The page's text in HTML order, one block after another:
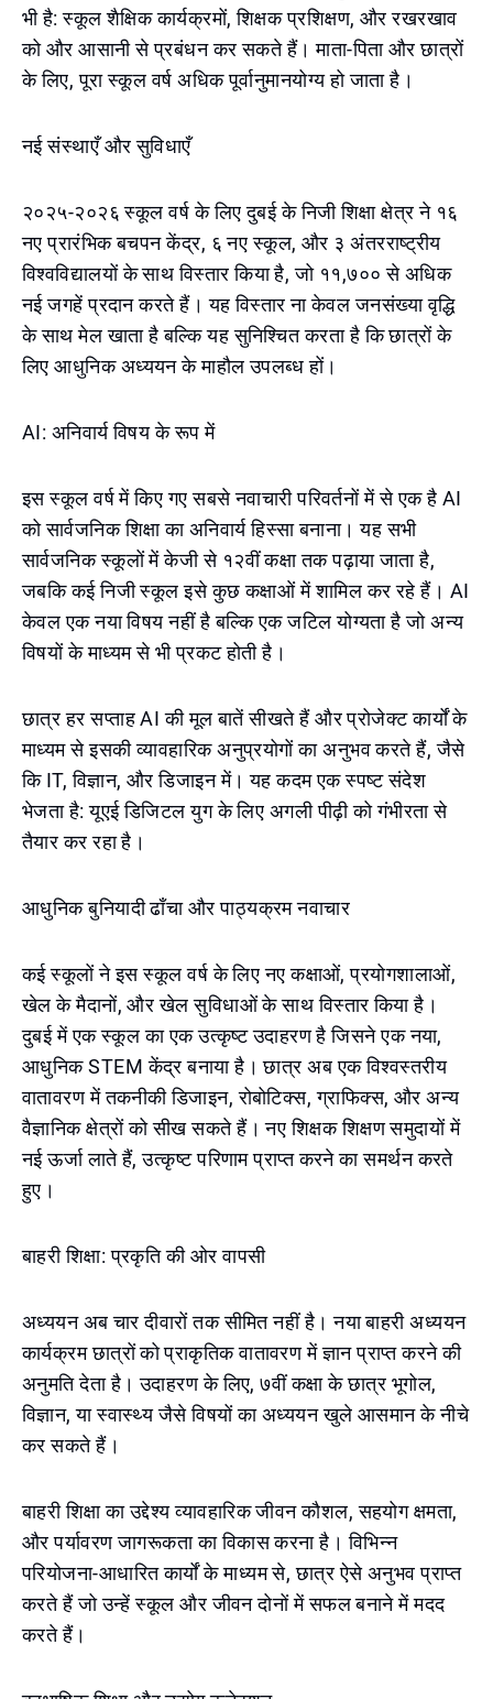
भी है: स्कूल शैक्षिक कार्यक्रमों, शिक्षक प्रशिक्षण, और रखरखाव
को और आसानी से प्रबंधन कर सकते हैं। माता-पिता और छात्रों
के लिए, पूरा स्कूल वर्ष अधिक पूर्वानुमानयोग्य हो जाता है।
नई संस्थाएँ और सुविधाएँ
२०२५-२०२६ स्कूल वर्ष के लिए दुबई के निजी शिक्षा क्षेत्र ने १६
नए प्रारंभिक बचपन केंद्र, ६ नए स्कूल, और ३ अंतरराष्ट्रीय
विश्वविद्यालयों के साथ विस्तार किया है, जो ११,७०० से अधिक
नई जगहें प्रदान करते हैं। यह विस्तार ना केवल जनसंख्या वृद्धि
के साथ मेल खाता है बल्कि यह सुनिश्चित करता है कि छात्रों के
लिए आधुनिक अध्ययन के माहौल उपलब्ध हों।
AI: अनिवार्य विषय के रूप में
इस स्कूल वर्ष में किए गए सबसे नवाचारी परिवर्तनों में से एक है AI
को सार्वजनिक शिक्षा का अनिवार्य हिस्सा बनाना। यह सभी
सार्वजनिक स्कूलों में केजी से १२वीं कक्षा तक पढ़ाया जाता है,
जबकि कई निजी स्कूल इसे कुछ कक्षाओं में शामिल कर रहे हैं। AI
केवल एक नया विषय नहीं है बल्कि एक जटिल योग्यता है जो अन्य
विषयों के माध्यम से भी प्रकट होती है।
छात्र हर सप्ताह AI की मूल बातें सीखते हैं और प्रोजेक्ट कार्यों के
माध्यम से इसकी व्यावहारिक अनुप्रयोगों का अनुभव करते हैं, जैसे
कि IT, विज्ञान, और डिजाइन में। यह कदम एक स्पष्ट संदेश
भेजता है: यूएई डिजिटल युग के लिए अगली पीढ़ी को गंभीरता से
तैयार कर रहा है।
आधुनिक बुनियादी ढाँचा और पाठ्यक्रम नवाचार
कई स्कूलों ने इस स्कूल वर्ष के लिए नए कक्षाओं, प्रयोगशालाओं,
खेल के मैदानों, और खेल सुविधाओं के साथ विस्तार किया है।
दुबई में एक स्कूल का एक उत्कृष्ट उदाहरण है जिसने एक नया,
आधुनिक STEM केंद्र बनाया है। छात्र अब एक विश्वस्तरीय
वातावरण में तकनीकी डिजाइन, रोबोटिक्स, ग्राफिक्स, और अन्य
वैज्ञानिक क्षेत्रों को सीख सकते हैं। नए शिक्षक शिक्षण समुदायों में
नई ऊर्जा लाते हैं, उत्कृष्ट परिणाम प्राप्त करने का समर्थन करते
हुए।
बाहरी शिक्षा: प्रकृति की ओर वापसी
अध्ययन अब चार दीवारों तक सीमित नहीं है। नया बाहरी अध्ययन
कार्यक्रम छात्रों को प्राकृतिक वातावरण में ज्ञान प्राप्त करने की
अनुमति देता है। उदाहरण के लिए, ७वीं कक्षा के छात्र भूगोल,
विज्ञान, या स्वास्थ्य जैसे विषयों का अध्ययन खुले आसमान के नीचे
कर सकते हैं।
बाहरी शिक्षा का उद्देश्य व्यावहारिक जीवन कौशल, सहयोग क्षमता,
और पर्यावरण जागरूकता का विकास करना है। विभिन्न
परियोजना-आधारित कार्यों के माध्यम से, छात्र ऐसे अनुभव प्राप्त
करते हैं जो उन्हें स्कूल और जीवन दोनों में सफल बनाने में मदद
करते हैं।